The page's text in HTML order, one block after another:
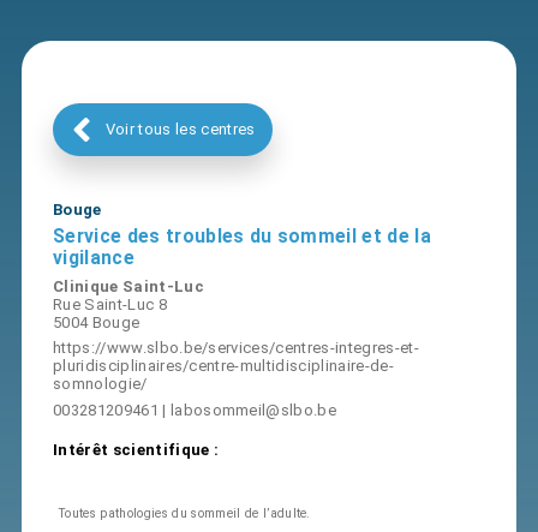
Voir tous les centres
Bouge
Service des troubles du sommeil et de la
vigilance
Clinique Saint-Luc
Rue Saint-Luc 8
5004 Bouge
https://www.slbo.be/services/centres-integres-et-
pluridisciplinaires/centre-multidisciplinaire-de-
somnologie/
003281209461 | labosommeil@slbo.be
Intérêt scientifique :
Toutes pathologies du sommeil de l’adulte.